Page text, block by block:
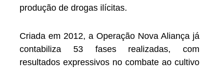
produção de drogas ilícitas.
Criada em 2012, a Operação Nova Aliança já
contabiliza 53 fases realizadas, com
resultados expressivos no combate ao cultivo